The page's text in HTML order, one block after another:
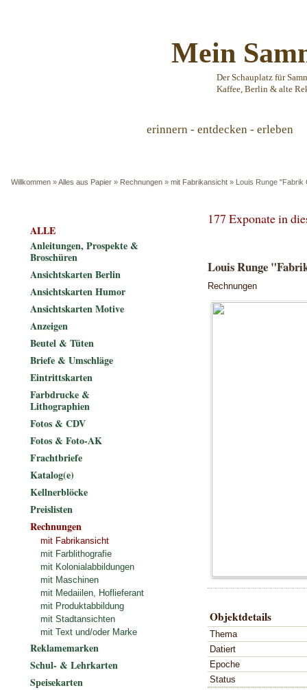
Mein
Der Schauplatz für
Kaffee, Berlin & alte
erinnern - entdecken - erleben
Willkommen »Alles aus Papier » Rechnungen » mit Fabrikansicht » Louis Runge "Fabrik
177 Exponate in
Louis Runge
Rechnungen
Objektdetails
Thema
Datiert
Epoche
Status
ALLE
Anleitungen, Prospekte &
Broschüren
Ansichtskarten Berlin
Ansichtskarten Humor
Ansichtskarten Motive
Anzeigen
Beutel & Tüten
Briefe & Umschläge
Eintrittskarten
Farbdrucke &
Lithographien
Fotos & CDV
Fotos & Foto-AK
Frachtbriefe
Katalog(e)
Kellnerblöcke
Preislisten
Rechnungen
mit Fabrikansicht
mit Farblithografie
mit Kolonialabbildungen
mit Maschinen
mit Medaiilen, Hoflieferant
mit Produktabbildung
mit Stadtansichten
mit Text und/oder Marke
Reklamemarken
Schul- & Lehrkarten
Speisekarten